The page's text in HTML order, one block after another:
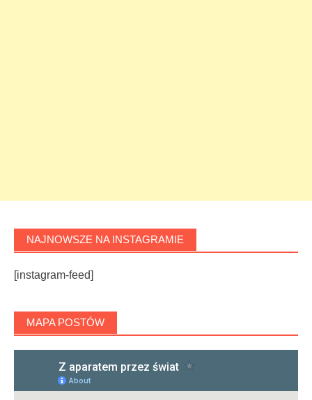
NAJNOWSZE NA INSTAGRAMIE
[instagram-feed]
MAPA POSTÓW